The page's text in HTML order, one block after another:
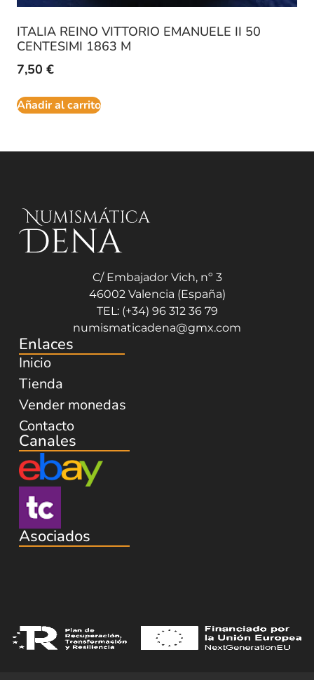
ITALIA REINO VITTORIO EMANUELE II 50
CENTESIMI 1863 M
7,50 €
Añadir al carrito
C/ Embajador Vich, nº 3
46002 Valencia (España)
TEL: (+34) 96 312 36 79
numismaticadena@gmx.com
Enlaces
Inicio
Tienda
Vender monedas
Contacto
Canales
Asociados